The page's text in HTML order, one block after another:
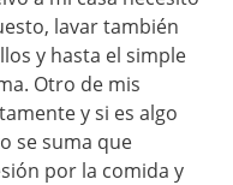
lavar también
y hasta el simple
Otro de mis
y si es algo
se suma que
por la comida y